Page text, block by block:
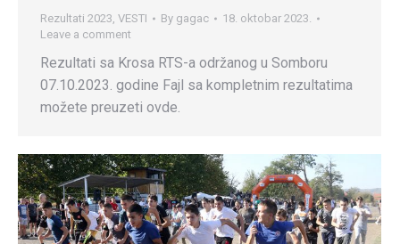
Rezultati 2023 VESTI By gagac
18. oktobar 2023.
Leave a comment
Rezultati sa Krosa RTS-a održanog u Somboru
07.10.2023. godine Fajl sa kompletnim rezultatima
možete preuzeti ovde.